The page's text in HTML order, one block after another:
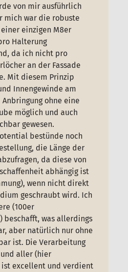
von mir ausführlich
mich war die robuste
einzigen M8er
Halterung
da ich nicht pro
an der Fassade
Mit diesem Prinzip
Innengewinde am
ohne eine
möglich und auch
gewesen.
bestünde noch
die Länge der
da diese von
abhängig ist
wenn nicht direkt
geschraubt wird. Ich
(100er
beschafft, was allerdings
aber natürlich nur ohne
ist. Die Verarbeitung
aller (hier
ist excellent und verdient